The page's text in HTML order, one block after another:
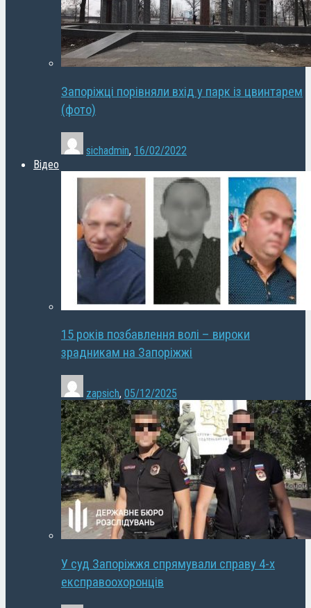
Запоріжці порівняли вхід у парк із цвинтарем
(фото)
sichadmin, 16/02/2022
Відео
15 років позбавлення волі – вироки
зрадникам на Запоріжжі
zapsich, 05/12/2025
У суд Запоріжжя спрямували справу 4-х
експравоохоронців